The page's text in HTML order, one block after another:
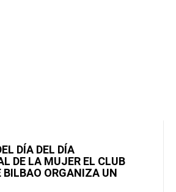
DÍA DEL DÍA
DE LA MUJER EL CLUB
BILBAO ORGANIZA UN